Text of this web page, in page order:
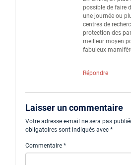
possible de faire
une journée ou
centres de
protection des
meilleur moyen
fabuleux
Répondre
Laisser un commentaire
Votre adresse e-mail ne sera pas
obligatoires sont indiqués avec *
Commentaire *